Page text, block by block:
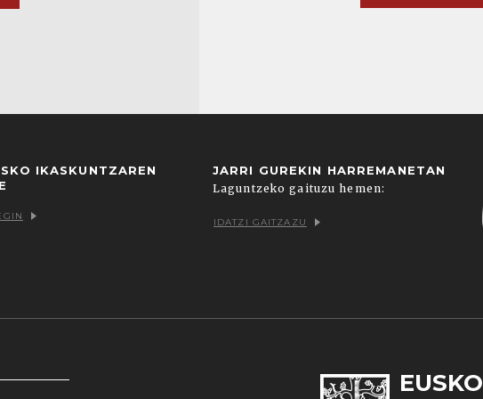
IKASKUNTZAREN
JARRI GUREKIN HARREMANETAN
Laguntzeko gaituzu hemen:
IDATZI GAITZAZU
EUSKO